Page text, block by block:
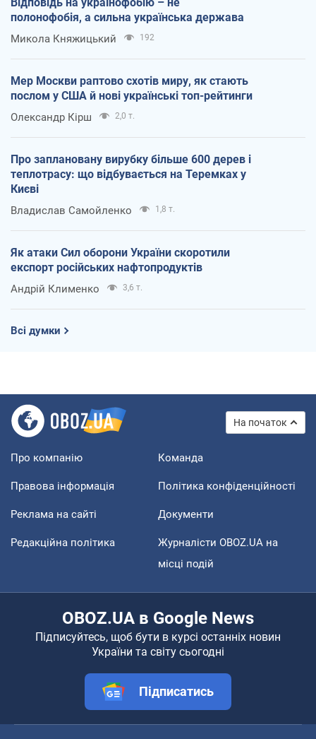
полонофобія, а сильна українська держава
Микола Княжицький 192
Мер Москви раптово схотів миру, як стають
послом у США й нові українські топ-рейтинги
Олександр Кірш 2,0 т.
Про заплановану вирубку більше 600 дерев і
теплотрасу: що відбувається на Теремках у
Києві
Владислав Самойленко 1,8 т.
Як атаки Сил оборони України скоротили
експорт російських нафтопродуктів
Андрій Клименко 3,6 т.
Всі думки
На початок
Про компанію Команда
Правова інформація Політика конфіденційності
Реклама на сайті Документи
Редакційна політика
Журналісти OBOZ.UA на
місці подій
OBOZ.UA в Google News
Підписуйтесь, щоб бути в курсі останніх новин
України та світу сьогодні
Підписатись